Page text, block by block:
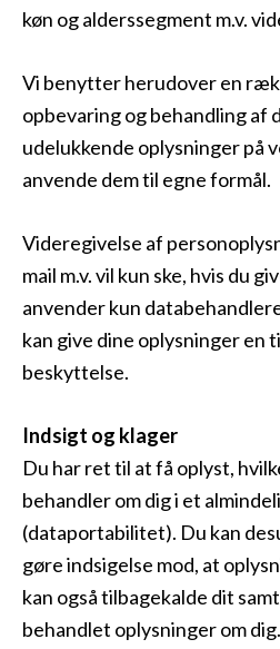
køn og alderssegment m.v.
Vi benytter herudover en
opbevaring og behandling af
udelukkende oplysninger på
anvende dem til egne formål.
Videregivelse af
mail m.v. vil kun ske, hvis du
anvender kun
kan give dine oplysninger en
beskyttelse.
Indsigt og klager
Du har ret til at få oplyst,
behandler om dig i et
(dataportabilitet). Du kan
gøre indsigelse mod, at
kan også tilbagekalde dit
behandlet oplysninger om